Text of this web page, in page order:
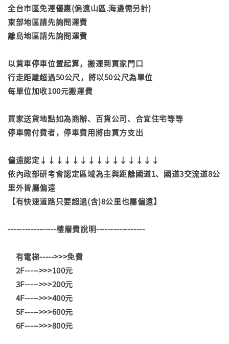
全台市區免運優惠(偏遠山區.海邊需另計)
東部地區請先詢問運費
離島地區請先詢問運費
以貨車停車位置起算，搬運到買家門口
行走距離超過50公尺，將以50公尺為單位
每單位加收100元搬運費
買家送貨地點如為商辦、百貨公司、合宜住宅等等
停車需付費者，停車費用將由買方支出
偏遠認定↓↓↓↓↓↓↓↓↓↓↓↓↓↓↓
依內政部研考會認定區域為主與距離國道1、國道3交流道8公
里外皆屬偏遠
【有快速道路只要超過(含)8公里也屬偏遠】
-----------------樓層費說明-----------------
有電梯----->>>免費
2F----->>>100元
3F----->>>200元
4F----->>>400元
5F----->>>600元
6F----->>>800元